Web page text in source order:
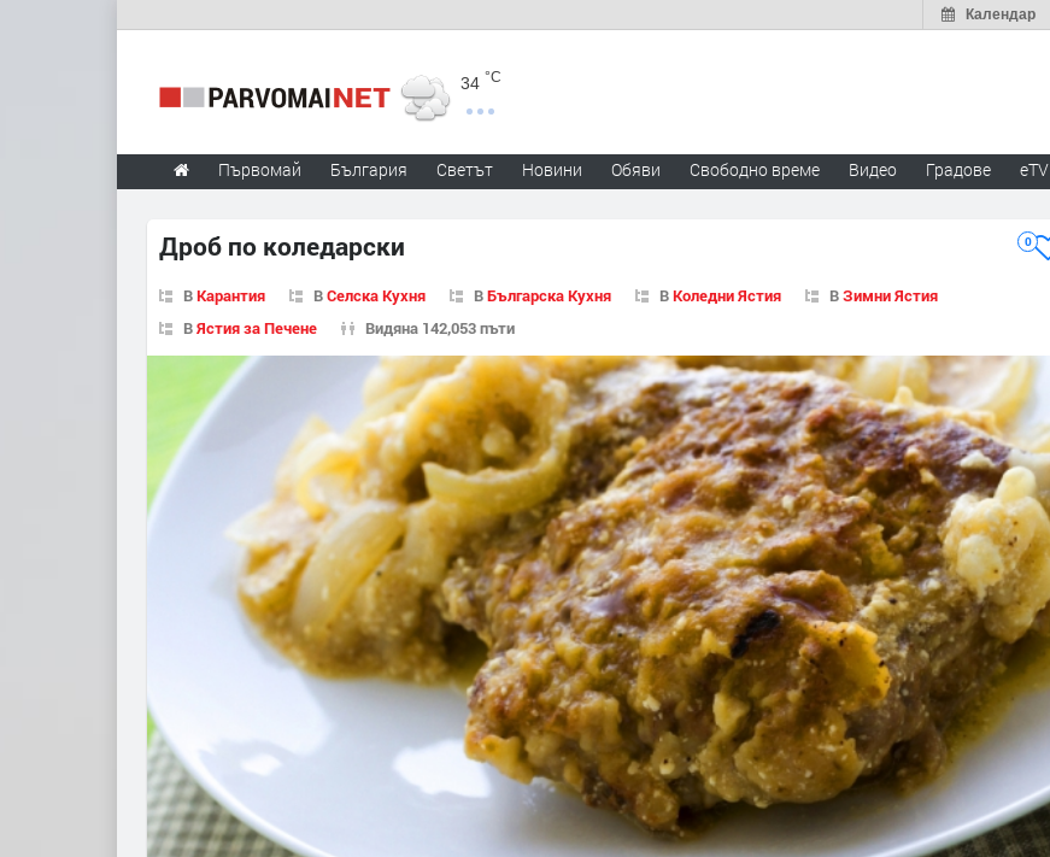
Календар
34 °C
Първомай България Светът Новини Обяви Свободно време Видео Градове eTV
Дроб по коледарски 0
ВКарантия ВСелска Кухня ВБългарска Кухня ВКоледни Ястия ВЗимни Ястия
ВЯстия за Печене Видяна 142,053 пъти